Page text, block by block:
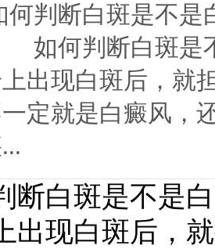
何判断白斑是不
何判断白斑是
出现白斑后，就
定就是白癜风，
白斑是不是白
出现白斑后，